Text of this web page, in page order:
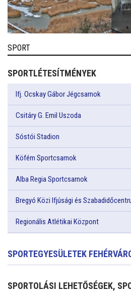
SPORT
SPORTLÉTESÍTMÉNYEK
Ifj. Ocskay Gábor Jégcsarnok
Csitáry G. Emil Uszoda
Sóstói Stadion
Köfém Sportcsarnok
Alba Regia Sportcsarnok
Bregyó Közi Ifjúsági és
Regionális Atlétikai Központ
SPORTEGYESÜLETEK
SPORTOLÁSI LEHETŐSÉGEK,